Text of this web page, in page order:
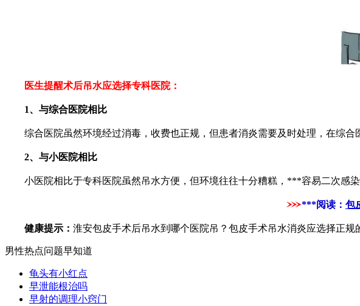
医生提醒术后吊水应选择专科医院：
1、与综合医院相比
综合医院虽然环境经过消毒，收费也正规，但患者消炎需要及时处理，在综合
2、与小医院相比
小医院相比于专科医院虽然吊水方便，但环境往往十分糟糕，***容易二次感
***阅读： 包
健康提示： 淮安包皮手术后吊水到哪个医院吊？包皮手术吊水消炎应选择正
男性热点问题早知道
龟头有小红点
早泄能根治吗
早射的调理小窍门